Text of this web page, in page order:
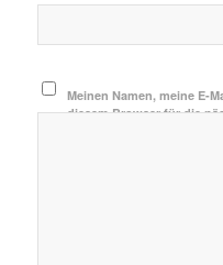
Meinen Namen, meine E-
diesem Browser für die